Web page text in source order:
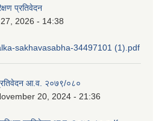
प्रतिवेदन
2026 - 14:38
sakhavasabha-34497101 (1).pdf
प्रतिवेदन आ.व. २०७९/०८०
20, 2024 - 21:36